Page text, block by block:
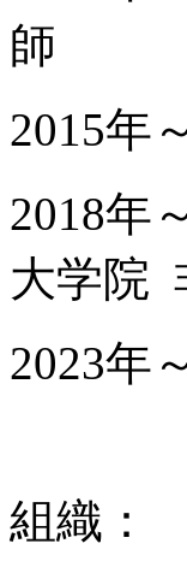
師
2015年
2018年
大学院
2023年
組織：